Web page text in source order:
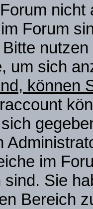
nicht
Forum
um sich
können
im
sind. Sie
Bereich